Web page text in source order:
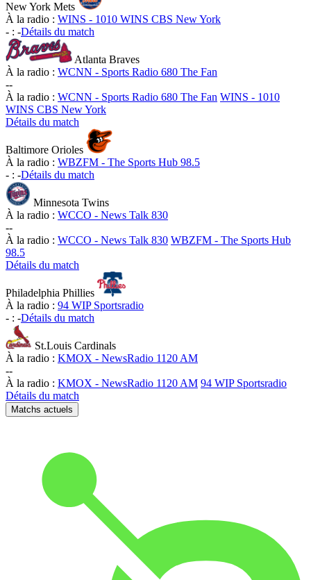
New York Mets
À la radio : WINS - 1010 WINS CBS New York
- : -Détails du match
Atlanta Braves
À la radio : WCNN - Sports Radio 680 The Fan
--
À la radio : WCNN - Sports Radio 680 The Fan WINS - 1010
WINS CBS New York
Détails du match
Baltimore Orioles
À la radio : WBZFM - The Sports Hub 98.5
- : -Détails du match
Minnesota Twins
À la radio : WCCO - News Talk 830
--
À la radio : WCCO - News Talk 830 WBZFM - The Sports Hub
98.5
Détails du match
Philadelphia Phillies
À la radio : 94 WIP Sportsradio
- : -Détails du match
St.Louis Cardinals
À la radio : KMOX - NewsRadio 1120 AM
--
À la radio : KMOX - NewsRadio 1120 AM 94 WIP Sportsradio
Détails du match
Matchs actuels